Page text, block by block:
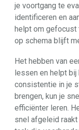
je voortgang te
identificeren en
helpt om gefocust
op schema blijft
Het hebben van
lessen en helpt bij
consistentie in je
brengen, kun je
efficiënter leren.
snel afgeleid